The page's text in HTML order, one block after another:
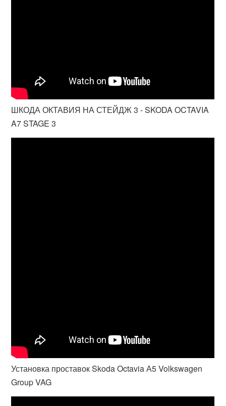
ШКОДА ОКТАВИЯ НА СТЕЙДЖ 3 - SKODA OCTAVIA
A7 STAGE 3
Установка проставок Skoda Octavia А5 Volkswagen
Group VAG